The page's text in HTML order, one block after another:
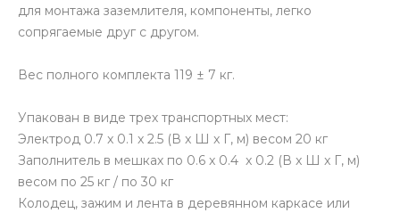
для монтажа заземлителя, компоненты, легко
сопрягаемые друг с другом.
Вес полного комплекта 119 ± 7 кг.
Упакован в виде трех транспортных мест:
Электрод 0.7 x 0.1 x 2.5 (В x Ш x Г, м) весом 20 кг
Заполнитель в мешках по 0.6 x 0.4 x 0.2 (В x Ш x Г, м)
весом по 25 кг / по 30 кг
Колодец, зажим и лента в деревянном каркасе или